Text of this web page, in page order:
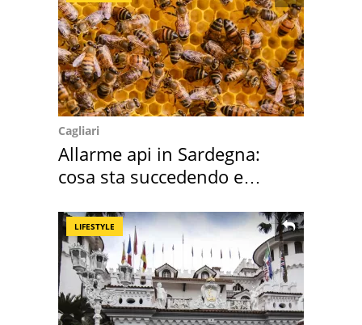
Cagliari
Allarme api in Sardegna:
cosa sta succedendo e
LIFESTYLE